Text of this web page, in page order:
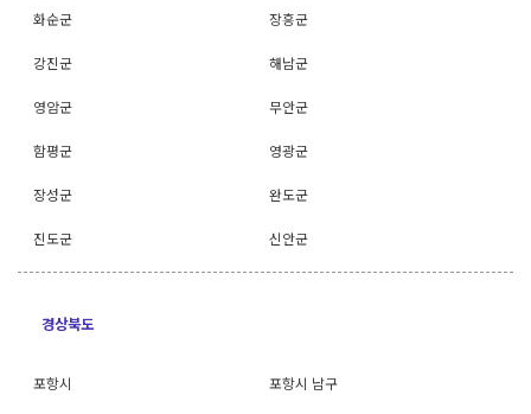
화순군 장흥군
강진군 해남군
영암군 무안군
함평군 영광군
장성군 완도군
진도군 신안군
경상북도
포항시 포항시 남구